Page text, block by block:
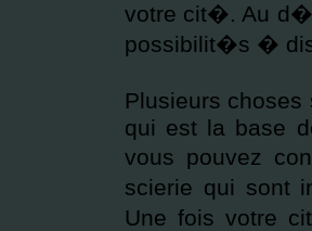
votre cit�. Au
possibilit�s �
Plusieurs
qui est la base
vous pouvez
scierie qui sont
Une fois votre